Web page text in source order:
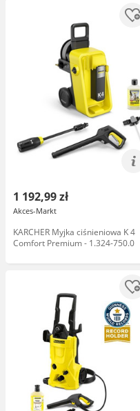
1 192,99 zł
Akces-Markt
KARCHER Myjka ciśnieniowa K 4
Comfort Premium - 1.324-750.0